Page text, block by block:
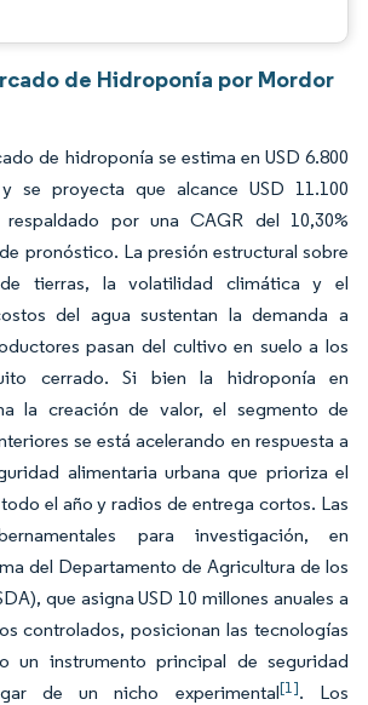
de Hidroponía por Mordor
de hidroponía se estima en USD 6.800
se proyecta que alcance USD 11.100
por una CAGR del 10,30%
pronóstico. La presión estructural sobre
tierras, la volatilidad climática y el
del agua sustentan la demanda a
pasan del cultivo en suelo a los
cerrado. Si bien la hidroponía en
la creación de valor, el segmento de
se está acelerando en respuesta a
alimentaria urbana que prioriza el
el año y radios de entrega cortos. Las
para investigación, en
del Departamento de Agricultura de los
que asigna USD 10 millones anuales a
controlados, posicionan las tecnologías
un instrumento principal de seguridad
de un nicho experimental[1]. Los